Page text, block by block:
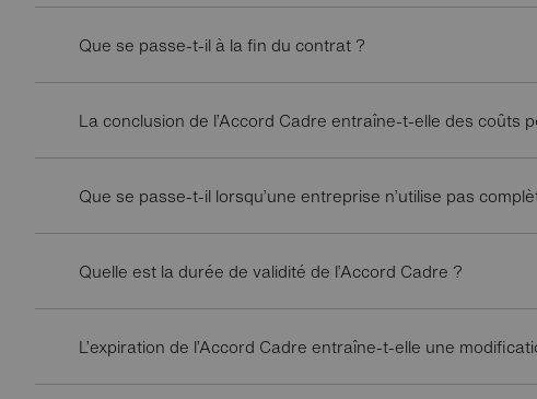
Que se passe-t-il à la fin du contrat ?
La conclusion de l’Accord Cadre entraîne-t-elle des coûts
Que se passe-t-il lorsqu’une entreprise n’utilise pas
Quelle est la durée de validité de l’Accord Cadre ?
L’expiration de l’Accord Cadre entraîne-t-elle une